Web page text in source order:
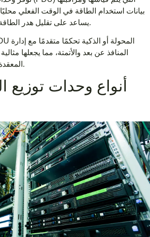
بيانات استخدام الطاقة في الوقت الفعلي
يساعد على تقليل هدر الطاقة ومنع انقطاعها.
المنافذ عن بعد والأتمتة، مما يجعلها
المعقدة وعالية الكثافة.
أنواع وحدات توزيع